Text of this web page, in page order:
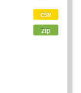
csv
zip